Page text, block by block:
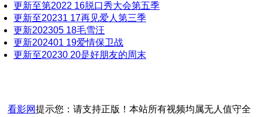
20231230
20231231
20240101
20240102
20240105
180416期
180417期
180418期
180405期
180406期
180407期
180411期
更新至第2022 16脱口秀大会第五季
更新至20231 17再见爱人第三季
更新202305 18毛雪汪
更新202401 19爱情保卫战
更新至20230 20是好朋友的周末
看影网提示您：请支持正版！本站所有视频均属无人值守全